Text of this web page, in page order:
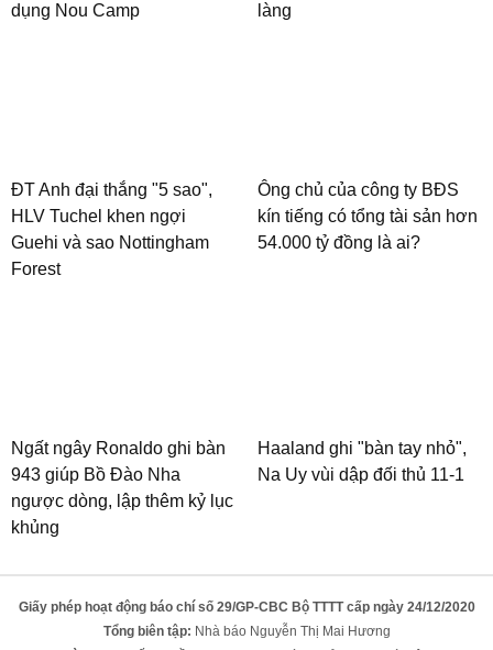
dụng Nou Camp
làng
ĐT Anh đại thắng "5 sao",
HLV Tuchel khen ngợi
Guehi và sao Nottingham
Forest
Ông chủ của công ty BĐS
kín tiếng có tổng tài sản hơn
54.000 tỷ đồng là ai?
Ngất ngây Ronaldo ghi bàn
943 giúp Bồ Đào Nha
ngược dòng, lập thêm kỷ lục
khủng
Haaland ghi "bàn tay nhỏ",
Na Uy vùi dập đối thủ 11-1
Giấy phép hoạt động báo chí số 29/GP-CBC Bộ TTTT cấp ngày 24/12/2020
Tổng biên tập: Nhà báo Nguyễn Thị Mai Hương